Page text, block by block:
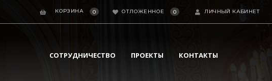
КОРЗИНА 0 ОТЛОЖЕННОЕ 0 ЛИЧНЫЙ КАБИНЕТ
СОТРУДНИЧЕСТВО ПРОЕКТЫ КОНТАКТЫ